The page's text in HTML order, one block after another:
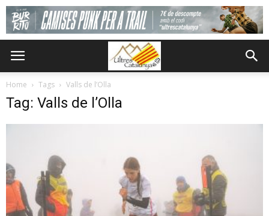
Home Tags Valls de l’Olla
Tag: Valls de l’Olla